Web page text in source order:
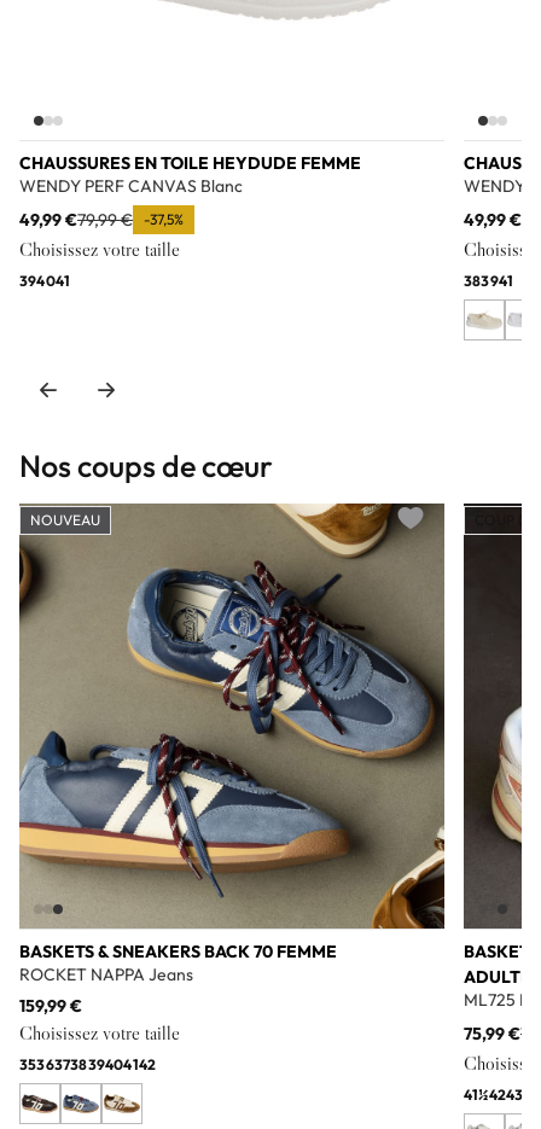
CHAUSSURES EN TOILE HEYDUDE FEMME
WENDY PERF CANVAS Blanc
49,99 €79,99 € -37,5%
Choisissez votre taille
394041
WENDY
49,99 €
383941
Nos coups de cœur
BASKETS & SNEAKERS BACK 70 FEMME
ROCKET NAPPA Jeans
159,99 €
Choisissez votre taille
3536373839404142
NOUVEAU
Add to wishlist
ADULTE
ML725
75,99 €
41½4243